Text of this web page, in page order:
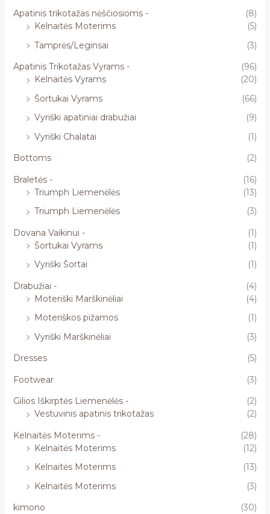
Apatinis trikotažas nėščiosioms -
(8)
Kelnaitės Moterims
(5)
Tamprės/Leginsai
(3)
Apatinis Trikotažas Vyrams -
(96)
Kelnaitės Vyrams
(20)
Šortukai Vyrams
(66)
Vyriški apatiniai drabužiai
(9)
Vyriški Chalatai
(1)
Bottoms
(2)
Braletės -
(16)
Triumph Liemenėlės
(13)
Triumph Liemenėlės
(3)
Dovana Vaikinui -
(1)
Šortukai Vyrams
(1)
Vyriški Šortai
(1)
Drabužiai -
(4)
Moteriški Marškinėliai
(4)
Moteriškos pižamos
(1)
Vyriški Marškinėliai
(3)
Dresses
(5)
Footwear
(3)
Gilios Iškirptės Liemenėlės -
(2)
Vestuvinis apatinis trikotažas
(2)
Kelnaitės Moterims -
(28)
Kelnaitės Moterims
(12)
Kelnaitės Moterims
(13)
Kelnaitės Moterims
(3)
kimono
(30)